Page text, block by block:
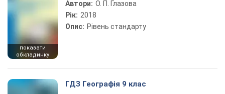
показати
обкладинку
Автори: О. П. Глазова
Рік: 2018
Опис: Рівень стандарту
ГДЗ Географія 9 клас